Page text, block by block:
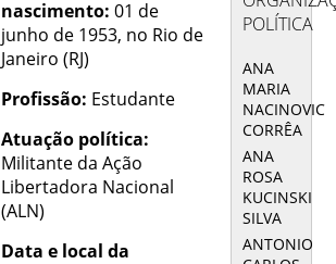
nascimento:01 de
junho de 1953, no Rio de
Janeiro (RJ)
Profissão: Estudante
Atuação política:
Militante da Ação
Libertadora Nacional
(ALN)
Data e local da
POLÍTICA
ANA
MARIA
NACINOVIC
CORRÊA
ANA
ROSA
KUCINSKI
SILVA
ANTONIO